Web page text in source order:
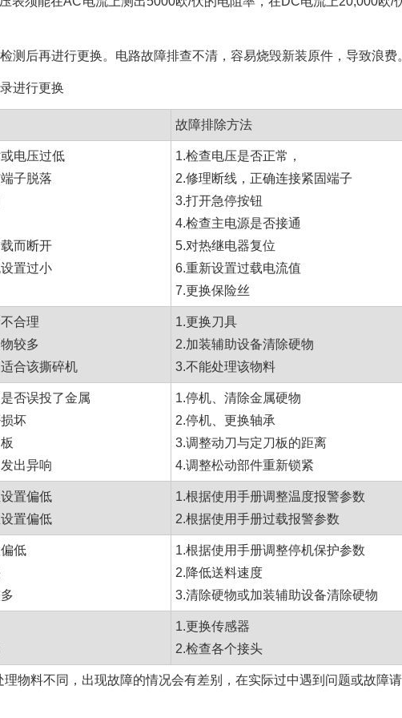
测后再进行更换。电路故障排查不清，容易烧毁新装原件，导致浪费
进行更换
故障排除方法
电压过低
子脱落
而断开
置过小
1.检查电压是否正常，
2.修理断线，正确连接紧固端子
3.打开急停按钮
4.检查主电源是否接通
5.对热继电器复位
6.重新设置过载电流值
7.更换保险丝
合理
较多
合该撕碎机
1.更换刀具
2.加装辅助设备清除硬物
3.不能处理该物料
否误投了金属
坏
出异响
1.停机、清除金属硬物
2.停机、更换轴承
3.调整动刀与定刀板的距离
4.调整松动部件重新锁紧
置偏低
置偏低
1.根据使用手册调整温度报警参数
2.根据使用手册过载报警参数
低
1.根据使用手册调整停机保护参数
2.降低送料速度
3.清除硬物或加装辅助设备清除硬物
1.更换传感器
2.检查各个接头
物料不同，出现故障的情况会有差别，在实际过中遇到问题或故障